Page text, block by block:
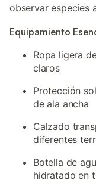
observar especies
Equipamiento
Ropa ligera
claros
Protección
de ala ancha
Calzado
diferentes
Botella de
hidratado en